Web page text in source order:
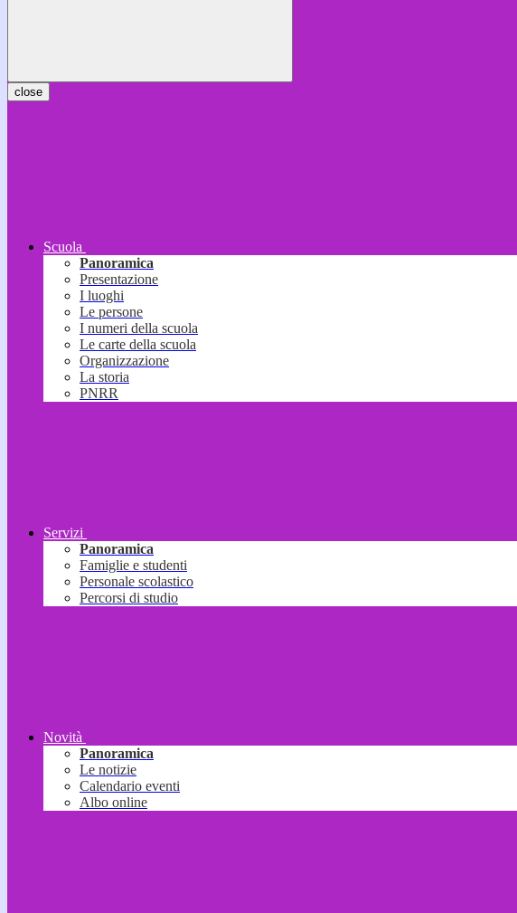
close
Scuola
Panoramica
Presentazione
I luoghi
Le persone
I numeri della scuola
Le carte della scuola
Organizzazione
La storia
PNRR
Servizi
Panoramica
Famiglie e studenti
Personale scolastico
Percorsi di studio
Novità
Panoramica
Le notizie
Calendario eventi
Albo online